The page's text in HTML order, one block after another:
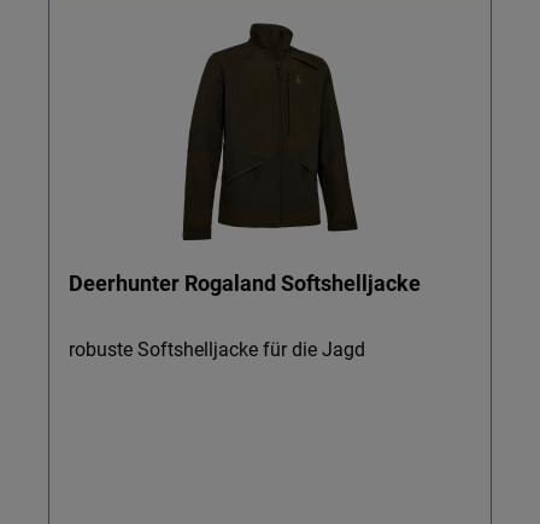
Deerhunter Rogaland Softshelljacke
robuste Softshelljacke für die Jagd